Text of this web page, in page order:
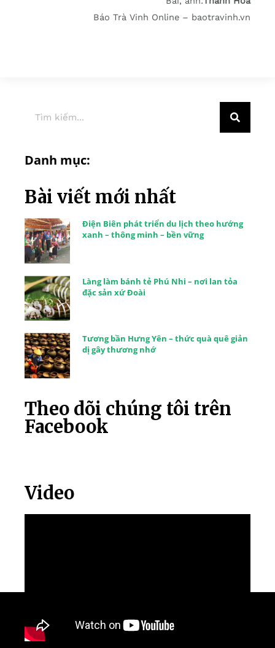
Báo Trà Vinh Online – baotravinh.vn
Danh mục:
Bài viết mới nhất
Điện Biên phát triển du lịch theo hướng
xanh – thông minh – bền vững
Làng làm bánh tẻ Phú Nhi – nơi lan tỏa
đặc sản xứ Đoài
Tương bần Hưng Yên – thức quà quê giản
dị gây thương nhớ
Theo dõi chúng tôi trên
Facebook
Video